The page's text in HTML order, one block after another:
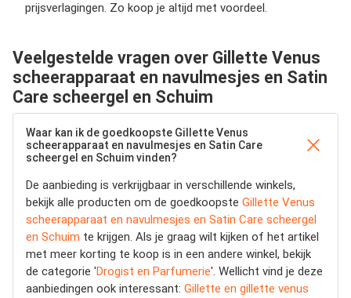
prijsverlagingen. Zo koop je altijd met voordeel.
Veelgestelde vragen over Gillette Venus
scheerapparaat en navulmesjes en Satin
Care scheergel en Schuim
Waar kan ik de goedkoopste Gillette Venus
scheerapparaat en navulmesjes en Satin Care
scheergel en Schuim vinden?
De aanbieding is verkrijgbaar in verschillende winkels,
bekijk alle producten om de goedkoopste Gillette Venus
scheerapparaat en navulmesjes en Satin Care scheergel
en Schuim te krijgen. Als je graag wilt kijken of het artikel
met meer korting te koop is in een andere winkel, bekijk
de categorie 'Drogist en Parfumerie'. Wellicht vind je deze
aanbiedingen ook interessant: Gillette en gillette venus